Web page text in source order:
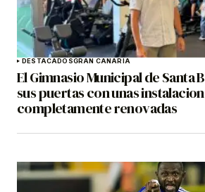
DESTACADOSGRAN CANARIA
El Gimnasio Municipal de Santa
sus puertas con unas
completamente renovadas